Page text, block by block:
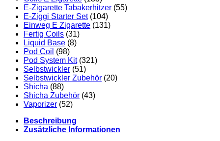
E-Zigarette Tabakerhitzer (55)
E-Ziggi Starter Set (104)
Einweg E Zigarette (131)
Fertig Coils (31)
Liquid Base (8)
Pod Coil (98)
Pod System Kit (321)
Selbstwickler (51)
Selbstwickler Zubehör (20)
Shicha (88)
Shicha Zubehör (43)
Vaporizer (52)
Beschreibung
Zusätzliche Informationen